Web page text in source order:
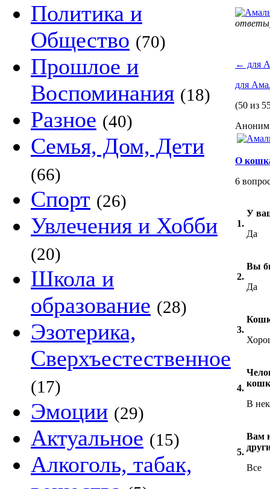
Политика и
Общество (70)
Прошлое и
Воспоминания (18)
Разное (40)
Семья, Дом, Дети
(66)
Спорт (26)
Увлечения и Хобби
(20)
Школа и
образование (28)
Эзотерика,
Сверхъестественное
(17)
Эмоции (29)
Актуальное (15)
Алкоголь, табак,
← для
для
(50 из
Аноним
О
6
1.
У
Да
2.
Вы
Да
3.
4.
В
5.
Вам
Все